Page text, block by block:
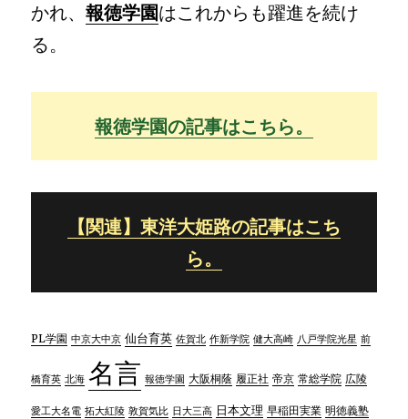
かれ、報徳学園はこれからも躍進を続け
る。
報徳学園の記事はこちら。
【関連】東洋大姫路の記事はこち
ら。
PL学園 中京大中京 仙台育英 佐賀北 作新学院 健大高崎 八戸学院光星 前
橋育英 北海 名言 報徳学園 大阪桐蔭 履正社 帝京 常総学院 広陵
愛工大名電 拓大紅陵 敦賀気比 日大三高 日本文理 早稲田実業 明徳義塾